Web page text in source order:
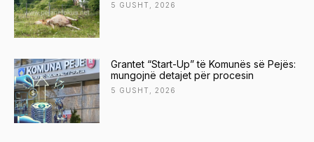
5 GUSHT, 2026
Grantet “Start-Up” të Komunës së Pejës:
mungojnë detajet për procesin
5 GUSHT, 2026